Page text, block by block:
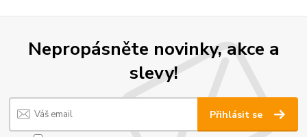
Nepropásněte novinky, akce a
slevy!
Přihlásit se